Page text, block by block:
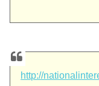
http://